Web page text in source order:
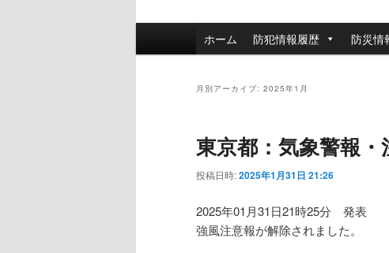
イ
ホーム 防犯情報履歴 防災情
月別アーカイブ: 2025年1月
東京都：気象警報・
投稿日時:2025年1月31日 21:26
2025年01月31日21時25分 発表
強風注意報が解除されました。